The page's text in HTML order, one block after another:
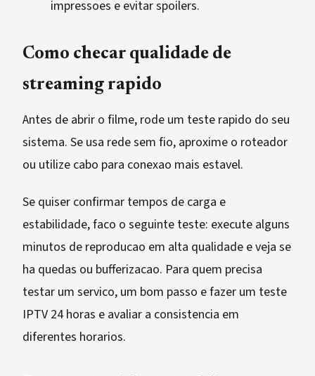
impressoes e evitar spoilers.
Como checar qualidade de
streaming rapido
Antes de abrir o filme, rode um teste rapido do seu
sistema. Se usa rede sem fio, aproxime o roteador
ou utilize cabo para conexao mais estavel.
Se quiser confirmar tempos de carga e
estabilidade, faco o seguinte teste: execute alguns
minutos de reproducao em alta qualidade e veja se
ha quedas ou bufferizacao. Para quem precisa
testar um servico, um bom passo e fazer um teste
IPTV 24 horas e avaliar a consistencia em
diferentes horarios.